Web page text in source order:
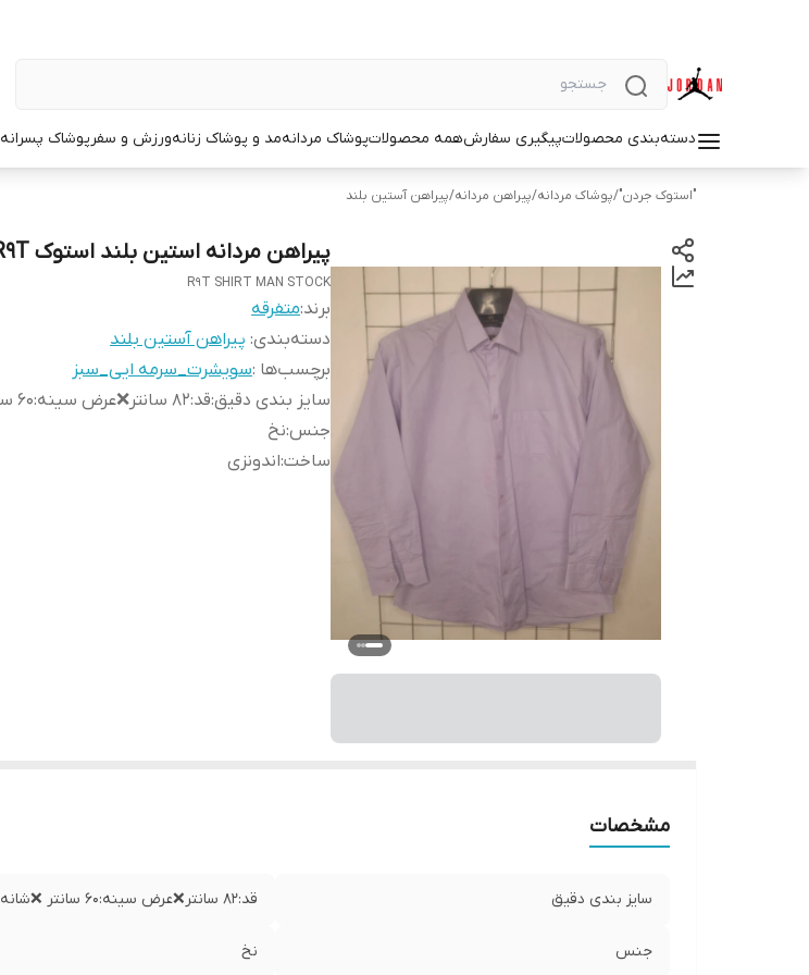
دسته‌بندی محصولاتپیگیری سفارشهمه محصولاتپوشاک مردانهمد و پوشاک زنانهورزش و سفرپوشاک پسرانه
"استوک جردن"/پوشاک مردانه/پیراهن مردانه/پیراهن آستین بلند
پیراهن مردانه استین بلند استوک R9T
R9T SHIRT MAN STOCK
برند:متفرقه
دسته‌بندی: پیراهن آستین بلند
برچسب‌ها :سویشرت_سرمه ایی_سبز
سایز بندی دقیق:قد:۸۲ سانتر❌عرض سینه:۶۰ سانتر ❌شانه:۵۲ سانتر
جنس:نخ
ساخت:اندونزی
مشخصات
سایز بندی دقیق قد:۸۲ سانتر❌عرض سینه:۶۰ سانتر ❌شانه:۵۲ سانتر
جنس نخ